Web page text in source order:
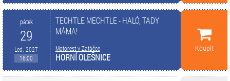
pátek
29
Led. 2027
16:00
TECHTLE MECHTLE - HALÓ, TADY
MÁMA!
Motorest v Zatáčce
HORNÍ OLEŠNICE
Koupit